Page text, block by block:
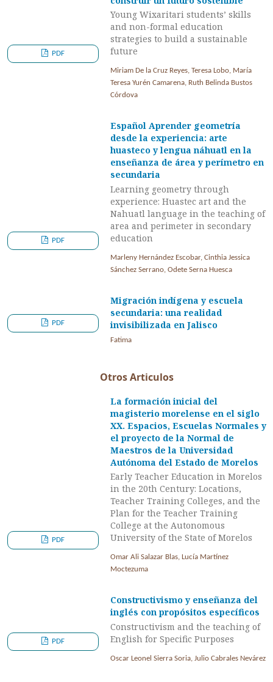
Young Wixaritari students’ skills
and non-formal education
strategies to build a sustainable
future
Miriam De la Cruz Reyes, Teresa Lobo, María
Teresa Yurén Camarena, Ruth Belinda Bustos
Córdova
PDF
Español Aprender geometría
desde la experiencia: arte
huasteco y lengua náhuatl en la
enseñanza de área y perímetro en
secundaria
Learning geometry through
experience: Huastec art and the
Nahuatl language in the teaching of
area and perimeter in secondary
education
Marleny Hernández Escobar, Cinthia Jessica
Sánchez Serrano, Odete Serna Huesca
PDF
Migración indígena y escuela
secundaria: una realidad
invisibilizada en Jalisco
Fatima
PDF
Otros Articulos
La formación inicial del
magisterio morelense en el siglo
XX. Espacios, Escuelas Normales y
el proyecto de la Normal de
Maestros de la Universidad
Autónoma del Estado de Morelos
Early Teacher Education in Morelos
in the 20th Century: Locations,
Teacher Training Colleges, and the
Plan for the Teacher Training
College at the Autonomous
University of the State of Morelos
Omar Ali Salazar Blas, Lucía Martínez
Moctezuma
PDF
Constructivismo y enseñanza del
inglés con propósitos específicos
Constructivism and the teaching of
English for Specific Purposes
Oscar Leonel Sierra Soria, Julio Cabrales Nevárez
PDF